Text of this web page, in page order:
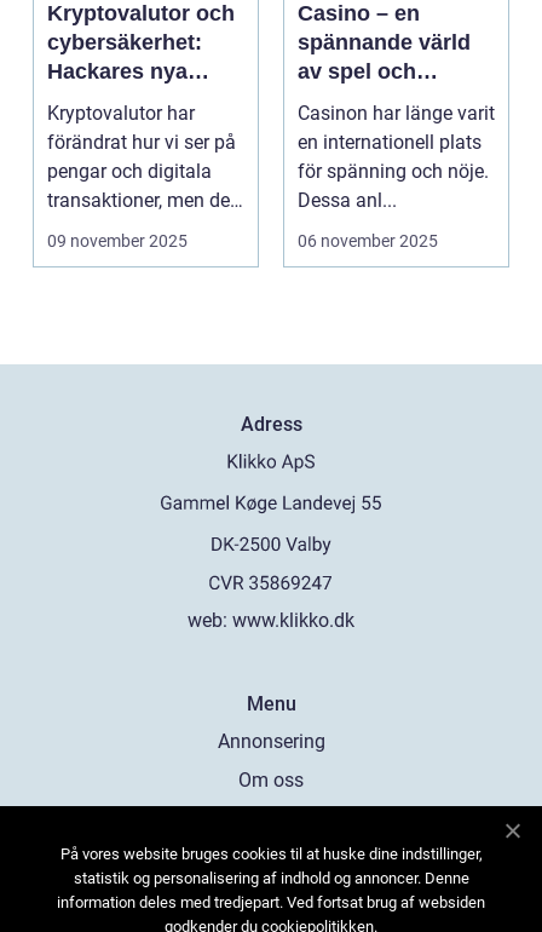
Kryptovalutor och
cybersäkerhet:
Hackares nya
lekplats
Kryptovalutor har
förändrat hur vi ser på
pengar och digitala
transaktioner, men de
...
09 november 2025
Casino – en
spännande värld
av spel och
underhållning
Casinon har länge varit
en internationell plats
för spänning och nöje.
Dessa anl...
06 november 2025
Adress
web: www.klikko.dk
Menu
Annonsering
Om oss
Kontakta oss
Sitemap
På vores website bruges cookies til at huske dine indstillinger,
statistik og personalisering af indhold og annoncer. Denne
information deles med tredjepart. Ved fortsat brug af websiden
godkender du cookiepolitikken.